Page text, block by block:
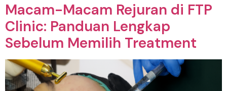
Macam-Macam Rejuran di FTP
Clinic: Panduan Lengkap
Sebelum Memilih Treatment